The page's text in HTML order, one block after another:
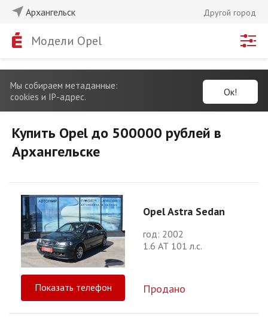
Архангельск Другой город
Модели Opel
Мы собираем метаданные:
cookies и IP-адрес.
Ок!
Купить Opel до 500000 рублей в
Архангельске
Opel Astra Sedan
год: 2002
1.6 АТ 101 л.с.
Показать телефон Продано